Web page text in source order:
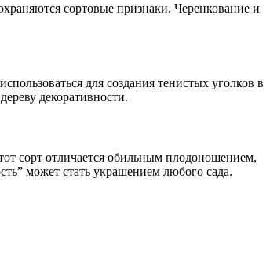
сортовые признаки. Черенкование и
для создания тенистых уголков в
декоративности.
сорт отличается обильным плодоношением,
может стать украшением любого сада.